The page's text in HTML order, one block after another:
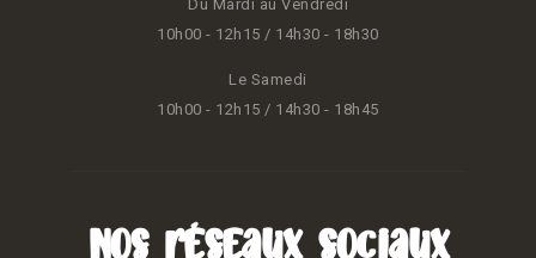
Du Mardi au Vendredi
10h00 - 12h15 / 14h30 - 18h30
Le Samedi
10h00 - 12h15 / 14h30 - 18h45
Nos réseaux sociaux